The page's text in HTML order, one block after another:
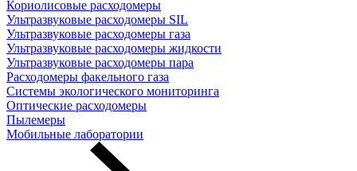
Кориолисовые расходомеры
Ультразвуковые расходомеры SIL
Ультразвуковые расходомеры газа
Ультразвуковые расходомеры жидкости
Ультразвуковые расходомеры пара
Расходомеры факельного газа
Системы экологического мониторинга
Оптические расходомеры
Пылемеры
Мобильные лаборатории